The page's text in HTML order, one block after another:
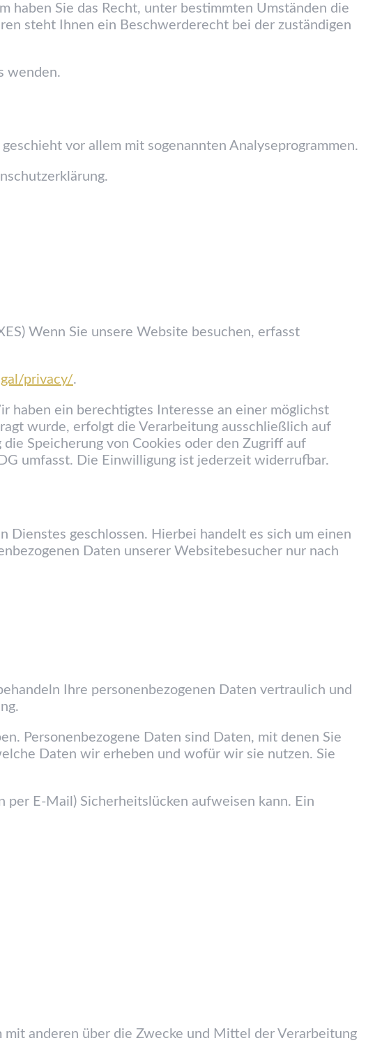
Sie das Recht, unter bestimmten Umständen die
steht Ihnen ein Beschwerderecht bei der zuständigen
wenden.
vor allem mit sogenannten Analyseprogrammen.
Wenn Sie unsere Website besuchen, erfasst
privacy/.
haben ein berechtigtes Interesse an einer möglichst
wurde, erfolgt die Verarbeitung ausschließlich auf
Speicherung von Cookies oder den Zugriff auf
umfasst. Die Einwilligung ist jederzeit widerrufbar.
Dienstes geschlossen. Hierbei handelt es sich um einen
Daten unserer Websitebesucher nur nach
Ihre personenbezogenen Daten vertraulich und
Personenbezogene Daten sind Daten, mit denen Sie
Daten wir erheben und wofür wir sie nutzen. Sie
E-Mail) Sicherheitslücken aufweisen kann. Ein
anderen über die Zwecke und Mittel der Verarbeitung